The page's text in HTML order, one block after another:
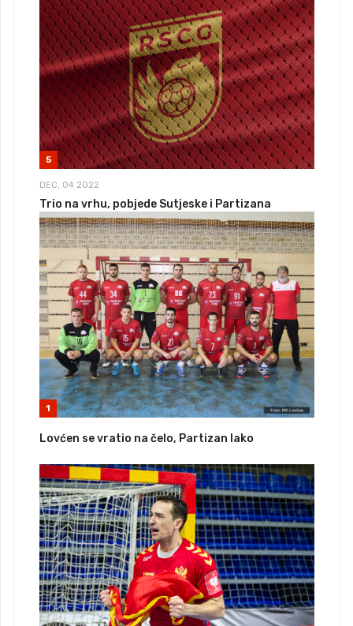
5
DEC, 04 2022
Trio na vrhu, pobjede Sutjeske i Partizana
1
Lovćen se vratio na čelo, Partizan lako